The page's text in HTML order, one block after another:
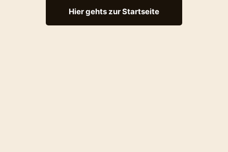
Hier gehts zur Startseite